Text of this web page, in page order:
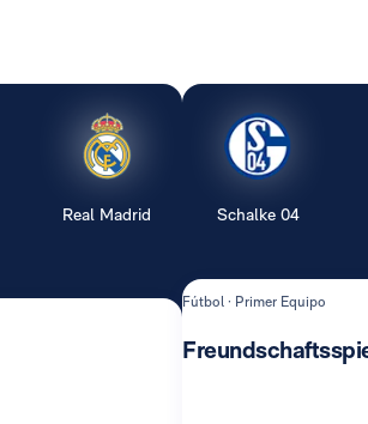
Real Madrid Schalke 04
Fútbol · Primer Equipo